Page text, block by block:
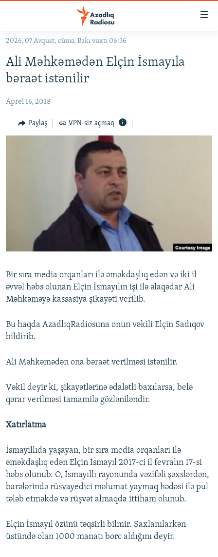
Əsas
qayıt
Əsas
qayıt
#ƏSLINDƏ
FƏRQƏ BAX
İNFOQRAFIKA
KARIKATURA
AZƏRBAYCAN ƏDƏBIYYATI KITABXANASI
İSLAM VƏ DEMOKRATIYA
MISSIYAMIZ
PEŞƏ ETIKASI VƏ JURNALISTIKA STANDARTLARIMIZ
AZADLIQRADIOSU MOBIL TELEFONUNUZDA
BIZIMLƏ ƏLAQƏ
RFE/RL-in bütün saytları
2026, 07 Avqust, cümə, Bakı vaxtı 06:36
Ali Məhkəmədən Elçin İsmayıla
bəraət istənilir
Aprel 16, 2018
Paylaş VPN-siz açmaq
Bir sıra media orqanları ilə əməkdaşlıq edən və iki il
əvvəl həbs olunan Elçin İsmayılın işi ilə əlaqədar Ali
Məhkəməyə kassasiya şikayəti verilib.
Bu haqda AzadlıqRadiosuna onun vəkili Elçin Sadıqov
bildirib.
Ali Məhkəmədən ona bəraət verilməsi istənilir.
Vəkil deyir ki, şikayətlərinə ədalətli baxılarsa, belə
qərar verilməsi tamamilə gözləniləndir.
Xatırlatma
İsmayıllıda yaşayan, bir sıra media orqanları ilə
əməkdaşlıq edən Elçin İsmayıl 2017-ci il fevralın 17-si
həbs olunub. O, İsmayıllı rayonunda vəzifəli şəxslərdən,
barələrində rüsvayedici məlumat yaymaq hədəsi ilə pul
tələb etməkdə və rüşvət almaqda ittiham olunub.
Elçin İsmayıl özünü təqsirli bilmir. Saxlanılarkən
üstündə olan 1000 manatı borc aldığını deyir.